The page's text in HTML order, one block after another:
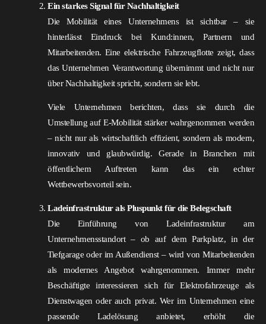
Ein starkes Signal für Nachhaltigkeit
Die Mobilität eines Unternehmens ist sichtbar – sie
hinterlässt Eindruck bei Kund:innen, Partnern und
Mitarbeitenden. Eine elektrische Fahrzeugflotte zeigt, dass
das Unternehmen Verantwortung übernimmt und nicht nur
über Nachhaltigkeit spricht, sondern sie lebt.
Viele Unternehmen berichten, dass sie durch die
Umstellung auf E-Mobilität stärker wahrgenommen werden
– nicht nur als wirtschaftlich effizient, sondern als modern,
innovativ und glaubwürdig. Gerade in Branchen mit
öffentlichem Auftreten kann das ein echter
Wettbewerbsvorteil sein.
Ladeinfrastruktur als Pluspunkt für die Belegschaft
Die Einführung von Ladeinfrastruktur am
Unternehmensstandort – ob auf dem Parkplatz, in der
Tiefgarage oder im Außendienst – wird von Mitarbeitenden
als modernes Angebot wahrgenommen. Immer mehr
Beschäftigte interessieren sich für Elektrofahrzeuge als
Dienstwagen oder auch privat. Wer im Unternehmen eine
passende Ladelösung anbietet, erhöht die